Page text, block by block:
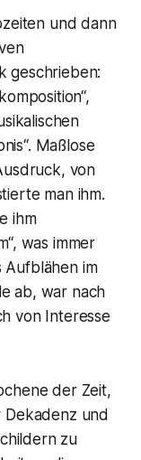
und dann
geschrieben:
“. Maßlose
von
man ihm.
ihm
was immer
Aufblähen im
ab, war nach
von Interesse
der Zeit,
und
zu